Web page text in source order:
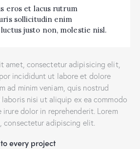
eros et lacus rutrum
sollicitudin enim
justo non, molestie nisl.
amet, consectetur adipisicing elit,
incididunt ut labore et dolore
ad minim veniam, quis nostrud
nisi ut aliquip ex ea commodo
irure dolor in reprehenderit. Lorem
consectetur adipiscing elit.
every project